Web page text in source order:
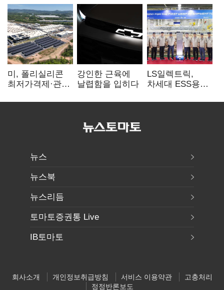
미, 폴리실리콘
최저가격제·관세
입지 확대 기대
강인한 근육에
날렵함을 입히다
LS일렉트릭,
차세대 ESS용
출하
뉴스
뉴스북
뉴스리듬
토마토증권통 Live
IB토마토
회사소개 개인정보취급방침 서비스 이용약관
고충처리
정정반론보도